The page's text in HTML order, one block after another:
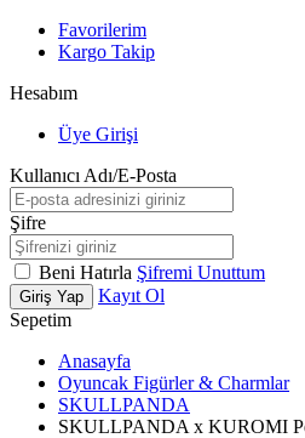
Favorilerim
Kargo Takip
Hesabım
Üye Girişi
Kullanıcı Adı/E-Posta
Şifre
Beni Hatırla Şifremi Unuttum
Giriş Yap
Kayıt Ol
Sepetim
Anasayfa
Oyuncak Figürler & Charmlar
SKULLPANDA
SKULLPANDA x KUROMI